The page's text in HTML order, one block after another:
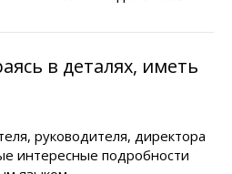
в деталях, иметь
руководителя, директора
интересные подробности